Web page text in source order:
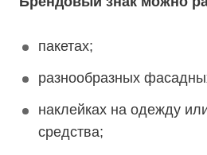
пакетах;
разнообразных
наклейках на одежду
средства;